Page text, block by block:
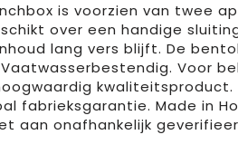
is voorzien van twee
over een handige
lang vers blijft. De
Voor
kwaliteitsproduct.
fabrieksgarantie. Made in
aan onafhankelijk